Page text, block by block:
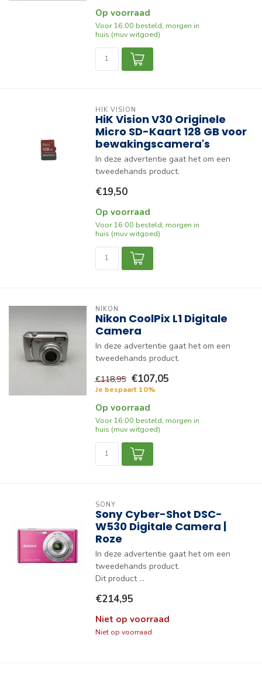
Op voorraad
Voor 16:00 besteld, morgen in
huis (muv witgoed)
HIK VISION
HiK Vision V30 Originele
Micro SD-Kaart 128 GB voor
bewakingscamera's
In deze advertentie gaat het om een
tweedehands product.
€19,50
Op voorraad
Voor 16:00 besteld, morgen in
huis (muv witgoed)
NIKON
Nikon CoolPix L1 Digitale
Camera
In deze advertentie gaat het om een
tweedehands product.
€118,95 €107,05
Je bespaart 10%
Op voorraad
Voor 16:00 besteld, morgen in
huis (muv witgoed)
SONY
Sony Cyber-Shot DSC-
W530 Digitale Camera |
Roze
In deze advertentie gaat het om een
tweedehands product.
Dit product ...
€214,95
Niet op voorraad
Niet op voorraad